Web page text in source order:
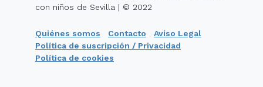
con niños de Sevilla | © 2022
Quiénes somos Contacto
Aviso Legal
Política de suscripción / Privacidad
Política de cookies